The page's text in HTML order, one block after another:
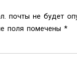
почты не будет
поля помечены *